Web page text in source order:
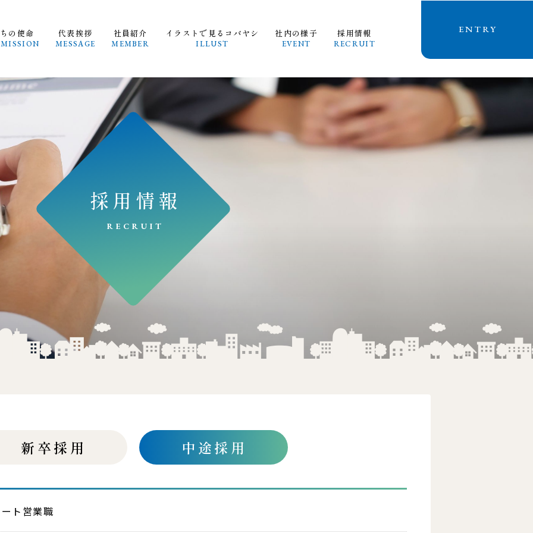
の使命 代表挨拶
MESSAGE
社員紹介
MEMBER
イラストで見るコバヤシ
ILLUST
社内の様子
EVENT
採用情報
RECRUIT
ENTRY
採用情報
RECRUIT
新卒採用 中途採用
ト営業職